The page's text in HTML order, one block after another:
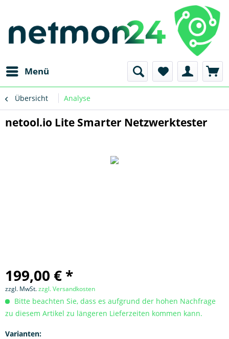
Menü
Übersicht Analyse
netool.io Lite Smarter Netzwerktester
199,00 € *
zzgl. MwSt.zzgl. Versandkosten
Bitte beachten Sie, dass es aufgrund der hohen Nachfrage
zu diesem Artikel zu längeren Lieferzeiten kommen kann.
Varianten: